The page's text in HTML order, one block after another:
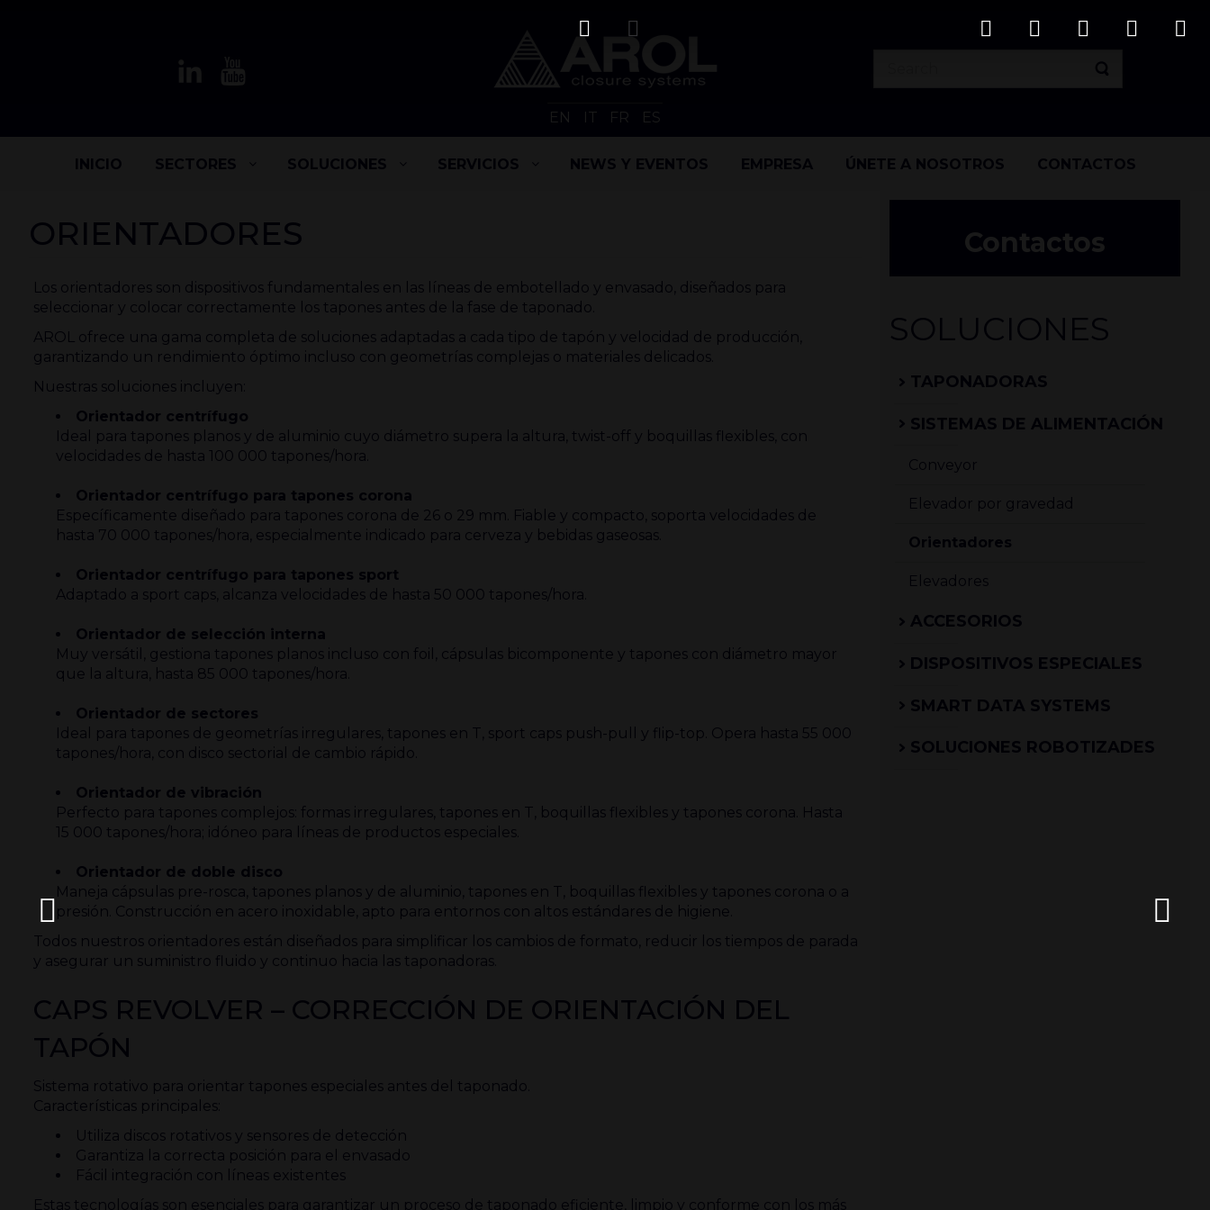
EN IT FR ES
INICIO SECTORES SOLUCIONES SERVICIOS NEWS Y EVENTOS EMPRESA ÚNETE A NOSOTROS CONTACTOS
ORIENTADORES
Los orientadores son dispositivos fundamentales en las líneas de embotellado y envasado, diseñados para
seleccionar y colocar correctamente los tapones antes de la fase de taponado.
AROL ofrece una gama completa de soluciones adaptadas a cada tipo de tapón y velocidad de producción,
garantizando un rendimiento óptimo incluso con geometrías complejas o materiales delicados.
Nuestras soluciones incluyen:
Orientador centrífugo
Ideal para tapones planos y de aluminio cuyo diámetro supera la altura, twist-off y boquillas flexibles, con
velocidades de hasta 100 000 tapones/hora.
Orientador centrífugo para tapones corona
Específicamente diseñado para tapones corona de 26 o 29 mm. Fiable y compacto, soporta velocidades de
hasta 70 000 tapones/hora, especialmente indicado para cerveza y bebidas gaseosas.
Orientador centrífugo para tapones sport
Adaptado a sport caps, alcanza velocidades de hasta 50 000 tapones/hora.
Orientador de selección interna
Muy versátil, gestiona tapones planos incluso con foil, cápsulas bicomponente y tapones con diámetro mayor
que la altura, hasta 85 000 tapones/hora.
Orientador de sectores
Ideal para tapones de geometrías irregulares, tapones en T, sport caps push-pull y flip-top. Opera hasta 55 000
tapones/hora, con disco sectorial de cambio rápido.
Orientador de vibración
Perfecto para tapones complejos: formas irregulares, tapones en T, boquillas flexibles y tapones corona. Hasta
15 000 tapones/hora; idóneo para líneas de productos especiales.
Orientador de doble disco
Maneja cápsulas pre-rosca, tapones planos y de aluminio, tapones en T, boquillas flexibles y tapones corona o a
presión. Construcción en acero inoxidable, apto para entornos con altos estándares de higiene.
Todos nuestros orientadores están diseñados para simplificar los cambios de formato, reducir los tiempos de parada
y asegurar un suministro fluido y continuo hacia las taponadoras.
CAPS REVOLVER – CORRECCIÓN DE ORIENTACIÓN DEL
TAPÓN
Sistema rotativo para orientar tapones especiales antes del taponado.
Características principales:
Utiliza discos rotativos y sensores de detección
Garantiza la correcta posición para el envasado
Fácil integración con líneas existentes
Estas tecnologías son esenciales para garantizar un proceso de taponado eficiente, limpio y conforme con los más
Contactos
SOLUCIONES
TAPONADORAS
SISTEMAS DE ALIMENTACIÓN
Conveyor
Elevador por gravedad
Orientadores
Elevadores
ACCESORIOS
DISPOSITIVOS ESPECIALES
SMART DATA SYSTEMS
SOLUCIONES ROBOTIZADES